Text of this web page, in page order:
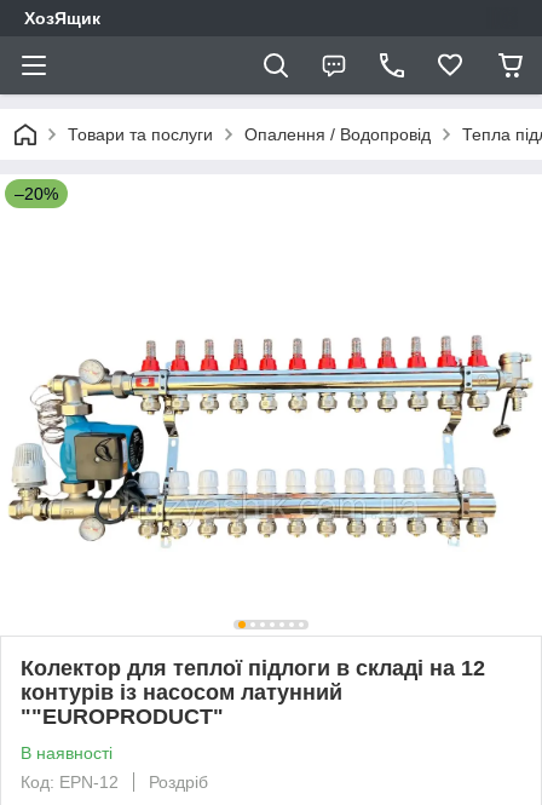
ХозЯщик
Товари та послуги Опалення / Водопровід Тепла
–20%
Колектор для теплої підлоги в складі на 12
контурів із насосом латунний
""EUROPRODUCT"
В наявності
Код: EPN-12
Роздріб